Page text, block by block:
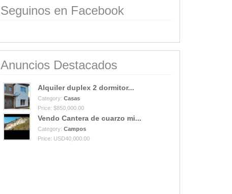
Seguinos en Facebook
Anuncios Destacados
Alquiler duplex 2 dormitor...
Category: Casas
Price: $850,000.00
Vendo Cantera de cuarzo mi...
Category: Campos
Price: USD40,000.00